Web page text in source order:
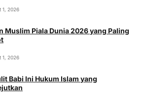
1, 2026
Muslim Piala Dunia 2026 yang Paling
1, 2026
Babi Ini Hukum Islam yang